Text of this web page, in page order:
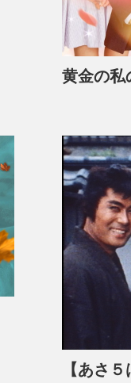
黄金の私
【あさ